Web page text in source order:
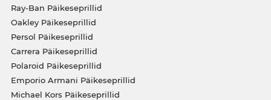
Ray-Ban Päikeseprillid
Oakley Päikeseprillid
Persol Päikeseprillid
Carrera Päikeseprillid
Polaroid Päikeseprillid
Emporio Armani Päikeseprillid
Michael Kors Päikeseprillid